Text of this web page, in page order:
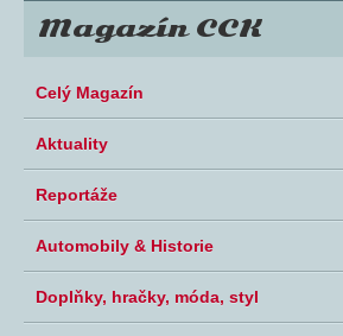
Magazín CCK
Celý Magazín
Aktuality
Reportáže
Automobily & Historie
Doplňky, hračky, móda, styl